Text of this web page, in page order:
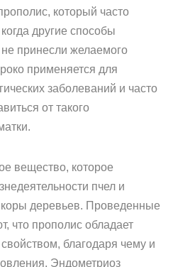
который часто
другие способы
принесли желаемого
применяется для
заболеваний и часто
от такого
вещество, которое
пчел и
коры деревьев. Проведенные
что прополис обладает
благодаря чему и
Эндометриоз